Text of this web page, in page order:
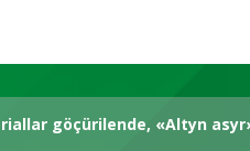
göçürilende, «Altyn